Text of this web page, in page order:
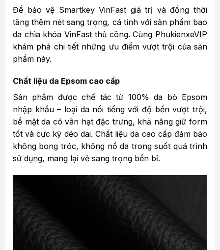
Để bảo vệ Smartkey VinFast giá trị và đồng thời
tăng thêm nét sang trọng, cá tính với sản phẩm bao
da chìa khóa VinFast thủ công. Cùng PhukienxeVIP
khám phá chi tiết những ưu điểm vượt trội của sản
phẩm này.
Chất liệu da Epsom cao cấp
Sản phẩm được chế tác từ 100% da bò Epsom
nhập khẩu – loại da nổi tiếng với độ bền vượt trội,
bề mặt da có vân hạt đặc trưng, khả năng giữ form
tốt và cực kỳ dẻo dai. Chất liệu da cao cấp đảm bảo
không bong tróc, không nổ da trong suốt quá trình
sử dụng, mang lại vẻ sang trọng bền bỉ.